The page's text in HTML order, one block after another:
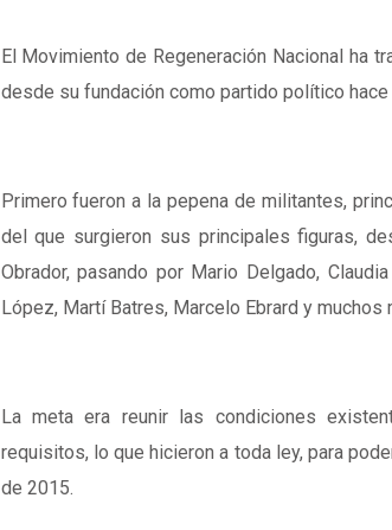
El Movimiento de Regeneración Nacional ha
desde su fundación como partido político hace
Primero fueron a la pepena de militantes,
del que surgieron sus principales figuras,
Obrador, pasando por Mario Delgado,
López, Martí Batres, Marcelo Ebrard y muchos
La meta era reunir las condiciones
requisitos, lo que hicieron a toda ley, para
de 2015.